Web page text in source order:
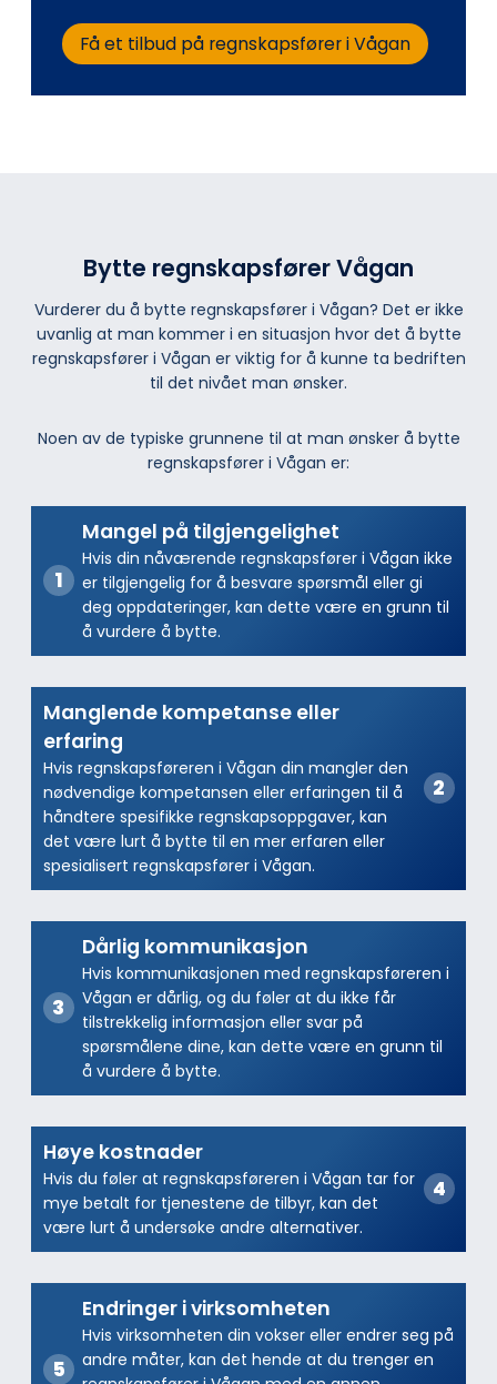
Få et tilbud på regnskapsfører i Vågan
Bytte regnskapsfører Vågan
Vurderer du å bytte regnskapsfører i Vågan? Det er ikke
uvanlig at man kommer i en situasjon hvor det å bytte
regnskapsfører i Vågan er viktig for å kunne ta bedriften
til det nivået man ønsker.
Noen av de typiske grunnene til at man ønsker å bytte
regnskapsfører i Vågan er:
Mangel på tilgjengelighet
Hvis din nåværende regnskapsfører i Vågan ikke
er tilgjengelig for å besvare spørsmål eller gi
deg oppdateringer, kan dette være en grunn til
å vurdere å bytte.
Manglende kompetanse eller
erfaring
Hvis regnskapsføreren i Vågan din mangler den
nødvendige kompetansen eller erfaringen til å
håndtere spesifikke regnskapsoppgaver, kan
det være lurt å bytte til en mer erfaren eller
spesialisert regnskapsfører i Vågan.
Dårlig kommunikasjon
Hvis kommunikasjonen med regnskapsføreren i
Vågan er dårlig, og du føler at du ikke får
tilstrekkelig informasjon eller svar på
spørsmålene dine, kan dette være en grunn til
å vurdere å bytte.
Høye kostnader
Hvis du føler at regnskapsføreren i Vågan tar for
mye betalt for tjenestene de tilbyr, kan det
være lurt å undersøke andre alternativer.
Endringer i virksomheten
Hvis virksomheten din vokser eller endrer seg på
andre måter, kan det hende at du trenger en